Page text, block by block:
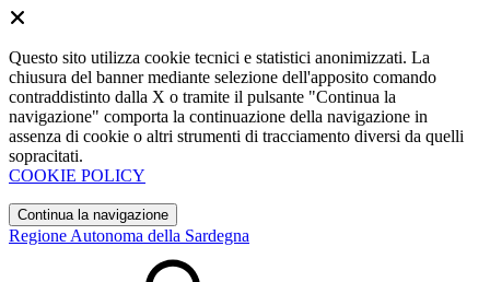
Questo sito utilizza cookie tecnici e statistici anonimizzati. La
chiusura del banner mediante selezione dell'apposito comando
contraddistinto dalla X o tramite il pulsante "Continua la
navigazione" comporta la continuazione della navigazione in
assenza di cookie o altri strumenti di tracciamento diversi da quelli
sopracitati.
COOKIE POLICY
Continua la navigazione
Regione Autonoma della Sardegna